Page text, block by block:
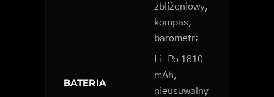
zbliżeniowy,
kompas,
barometr;
BATERIA
Li-Po 1810
mAh,
nieusuwalny